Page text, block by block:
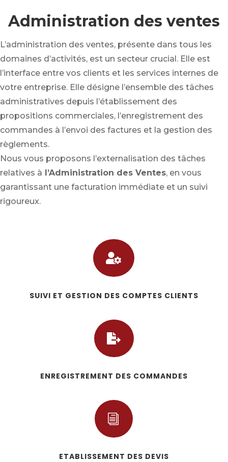
Administration des ventes
L’administration des ventes, présente dans tous les
domaines d’activités, est un secteur crucial. Elle est
l’interface entre vos clients et les services internes de
votre entreprise. Elle désigne l’ensemble des tâches
administratives depuis l’établissement des
propositions commerciales, l’enregistrement des
commandes à l’envoi des factures et la gestion des
règlements.
Nous vous proposons l’externalisation des tâches
relatives à l’Administration des Ventes, en vous
garantissant une facturation immédiate et un suivi
rigoureux.

SUIVI ET GESTION DES COMPTES CLIENTS

ENREGISTREMENT DES COMMANDES
i
ETABLISSEMENT DES DEVIS